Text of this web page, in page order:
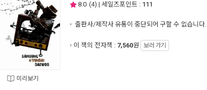
미리보기
8.0 (4) | 세일즈포인트 : 111
출판사/제작사 유통이 중단되어 구할 수 없습니다.
이 책의 전자책 : 7,560원 보러 가기